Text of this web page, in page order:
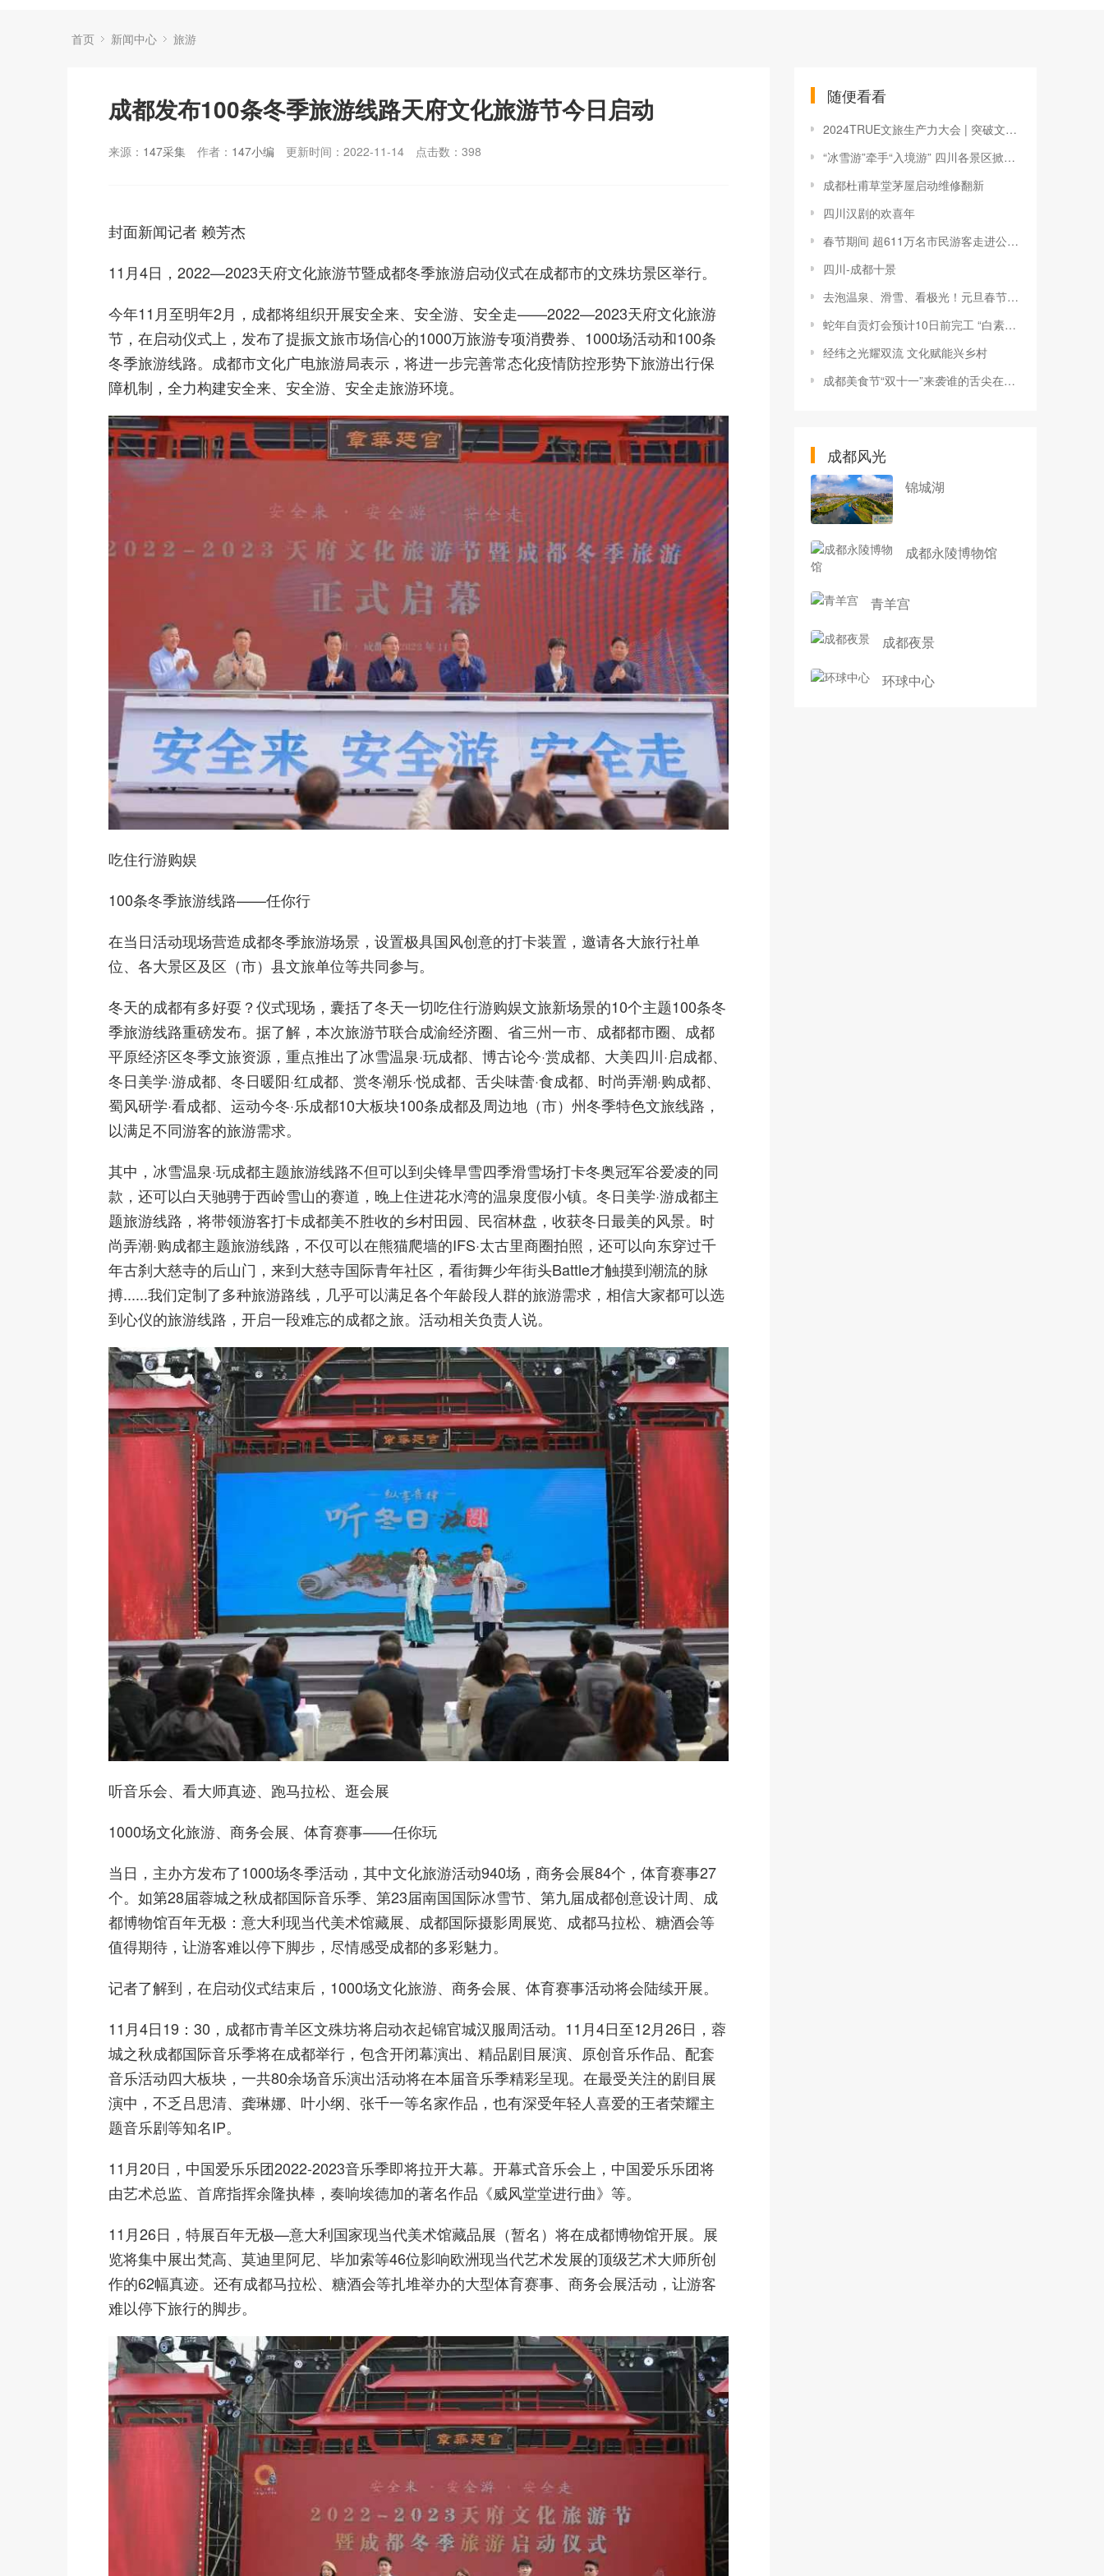
首页 新闻中心 旅游
成都发布100条冬季旅游线路天府文化旅游节今日启动
来源： 147采集 作者： 147小编 更新时间：2022-11-14 点击数： 398
封面新闻记者 赖芳杰
11月4日，2022—2023天府文化旅游节暨成都冬季旅游启动仪式在成都市的文殊坊景区举行。
今年11月至明年2月，成都将组织开展安全来、安全游、安全走——2022—2023天府文化旅游
节，在启动仪式上，发布了提振文旅市场信心的1000万旅游专项消费券、1000场活动和100条
冬季旅游线路。成都市文化广电旅游局表示，将进一步完善常态化疫情防控形势下旅游出行保
障机制，全力构建安全来、安全游、安全走旅游环境。
吃住行游购娱
100条冬季旅游线路——任你行
在当日活动现场营造成都冬季旅游场景，设置极具国风创意的打卡装置，邀请各大旅行社单
位、各大景区及区（市）县文旅单位等共同参与。
冬天的成都有多好耍？仪式现场，囊括了冬天一切吃住行游购娱文旅新场景的10个主题100条冬
季旅游线路重磅发布。据了解，本次旅游节联合成渝经济圈、省三州一市、成都都市圈、成都
平原经济区冬季文旅资源，重点推出了冰雪温泉·玩成都、博古论今·赏成都、大美四川·启成都、
冬日美学·游成都、冬日暖阳·红成都、赏冬潮乐·悦成都、舌尖味蕾·食成都、时尚弄潮·购成都、
蜀风研学·看成都、运动今冬·乐成都10大板块100条成都及周边地（市）州冬季特色文旅线路，
以满足不同游客的旅游需求。
其中，冰雪温泉·玩成都主题旅游线路不但可以到尖锋旱雪四季滑雪场打卡冬奥冠军谷爱凌的同
款，还可以白天驰骋于西岭雪山的赛道，晚上住进花水湾的温泉度假小镇。冬日美学·游成都主
题旅游线路，将带领游客打卡成都美不胜收的乡村田园、民宿林盘，收获冬日最美的风景。时
尚弄潮·购成都主题旅游线路，不仅可以在熊猫爬墙的IFS·太古里商圈拍照，还可以向东穿过千
年古刹大慈寺的后山门，来到大慈寺国际青年社区，看街舞少年街头Battle才触摸到潮流的脉
搏......我们定制了多种旅游路线，几乎可以满足各个年龄段人群的旅游需求，相信大家都可以选
到心仪的旅游线路，开启一段难忘的成都之旅。活动相关负责人说。
听音乐会、看大师真迹、跑马拉松、逛会展
1000场文化旅游、商务会展、体育赛事——任你玩
当日，主办方发布了1000场冬季活动，其中文化旅游活动940场，商务会展84个，体育赛事27
个。如第28届蓉城之秋成都国际音乐季、第23届南国国际冰雪节、第九届成都创意设计周、成
都博物馆百年无极：意大利现当代美术馆藏展、成都国际摄影周展览、成都马拉松、糖酒会等
值得期待，让游客难以停下脚步，尽情感受成都的多彩魅力。
记者了解到，在启动仪式结束后，1000场文化旅游、商务会展、体育赛事活动将会陆续开展。
11月4日19：30，成都市青羊区文殊坊将启动衣起锦官城汉服周活动。11月4日至12月26日，蓉
城之秋成都国际音乐季将在成都举行，包含开闭幕演出、精品剧目展演、原创音乐作品、配套
音乐活动四大板块，一共80余场音乐演出活动将在本届音乐季精彩呈现。在最受关注的剧目展
演中，不乏吕思清、龚琳娜、叶小纲、张千一等名家作品，也有深受年轻人喜爱的王者荣耀主
题音乐剧等知名IP。
11月20日，中国爱乐乐团2022-2023音乐季即将拉开大幕。开幕式音乐会上，中国爱乐乐团将
由艺术总监、首席指挥余隆执棒，奏响埃德加的著名作品《威风堂堂进行曲》等。
11月26日，特展百年无极—意大利国家现当代美术馆藏品展（暂名）将在成都博物馆开展。展
览将集中展出梵高、莫迪里阿尼、毕加索等46位影响欧洲现当代艺术发展的顶级艺术大师所创
作的62幅真迹。还有成都马拉松、糖酒会等扎堆举办的大型体育赛事、商务会展活动，让游客
难以停下旅行的脚步。
随便看看
2024TRUE文旅生产力大会 | 突破文旅长征最后一公里，开启文旅产业发展新时代
“冰雪游”牵手“入境游” 四川各景区掀起“踏雪热”
成都杜甫草堂茅屋启动维修翻新
四川汉剧的欢喜年
春节期间 超611万名市民游客走进公园绿道
四川-成都十景
去泡温泉、滑雪、看极光！元旦春节假期出行预订大幅上升
蛇年自贡灯会预计10日前完工 “白素贞”“小青”正在化妆
经纬之光耀双流 文化赋能兴乡村
成都美食节“双十一”来袭谁的舌尖在跳动？
成都风光
锦城湖
成都永陵博物馆
青羊宫
成都夜景
环球中心